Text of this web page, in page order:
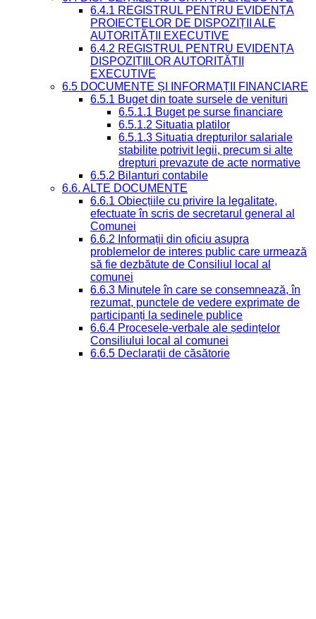
6.4.1 REGISTRUL PENTRU EVIDENȚA
PROIECTELOR DE DISPOZIȚII ALE
AUTORITĂȚII EXECUTIVE
6.4.2 REGISTRUL PENTRU EVIDENȚA
DISPOZIȚIILOR AUTORITĂȚII
EXECUTIVE
6.5 DOCUMENTE ȘI INFORMAȚII FINANCIARE
6.5.1 Buget din toate sursele de venituri
6.5.1.1 Buget pe surse financiare
6.5.1.2 Situatia platilor
6.5.1.3 Situatia drepturilor salariale
stabilite potrivit legii, precum si alte
drepturi prevazute de acte normative
6.5.2 Bilanturi contabile
6.6. ALTE DOCUMENTE
6.6.1 Obiecțiile cu privire la legalitate,
efectuate în scris de secretarul general al
Comunei
6.6.2 Informații din oficiu asupra
problemelor de interes public care urmează
să fie dezbătute de Consiliul local al
comunei
6.6.3 Minutele în care se consemnează, în
rezumat, punctele de vedere exprimate de
participanți la ședinele publice
6.6.4 Procesele-verbale ale ședințelor
Consiliului local al comunei
6.6.5 Declarații de căsătorie